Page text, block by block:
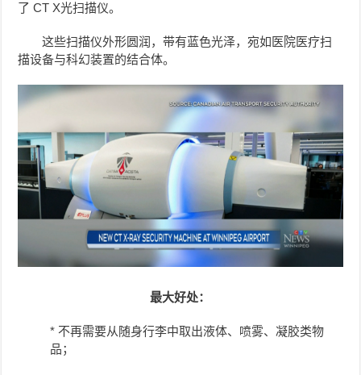
了 CT X光扫描仪。
这些扫描仪外形圆润，带有蓝色光泽，宛如医院医疗扫
描设备与科幻装置的结合体。
最大好处：
* 不再需要从随身行李中取出液体、喷雾、凝胶类物
品；